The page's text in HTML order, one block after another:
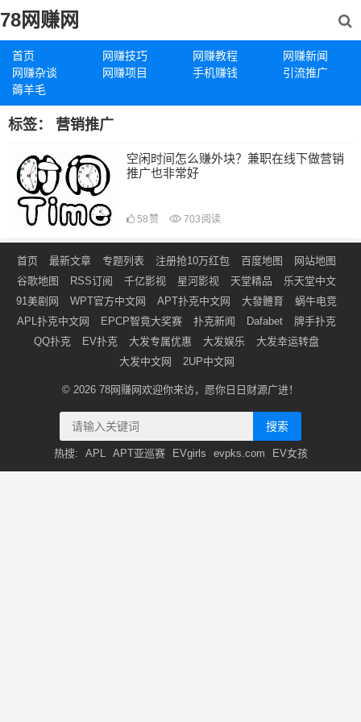
78网赚网
首页 网赚技巧 网赚教程
网赚新闻
网赚杂谈
网赚项目 手机赚钱
引流推广
薅羊毛
标签： 营销推广
空闲时间怎么赚外块？兼职在线下做营销
推广也非常好
58 赞 703 阅读
首页 最新文章 专题列表 注册抢10万红包 百度地图
网站地图
谷歌地图
RSS订阅 千亿影视 星河影视 天堂精品
乐天堂中文
91美剧网
WPT官方中文网 APT扑克中文网 大發體育
蜗牛电竞
APL扑克中文网
EPCP智竟大奖赛 扑克新闻 Dafabet
牌手扑克
QQ扑克
EV扑克 大发专属优惠 大发娱乐
大发幸运转盘
大发中文网
2UP中文网
© 2026 78网赚网欢迎你来访，愿你日日财源广进！
搜索
热搜: APL APT亚巡赛 EVgirls evpks.com EV女孩